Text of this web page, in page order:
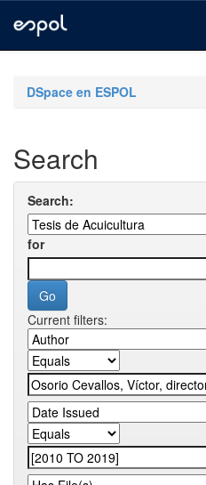
navigationDSpace en ESPOL
Search
Search:
for
Current filters: